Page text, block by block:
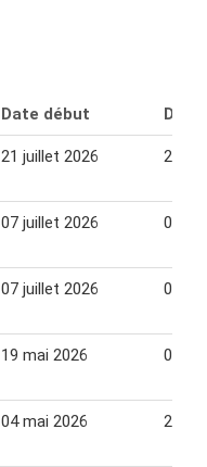
Date début Date
21 juillet 2026 24
07 juillet 2026 03
07 juillet 2026 03
19 mai 2026 08
04 mai 2026 25